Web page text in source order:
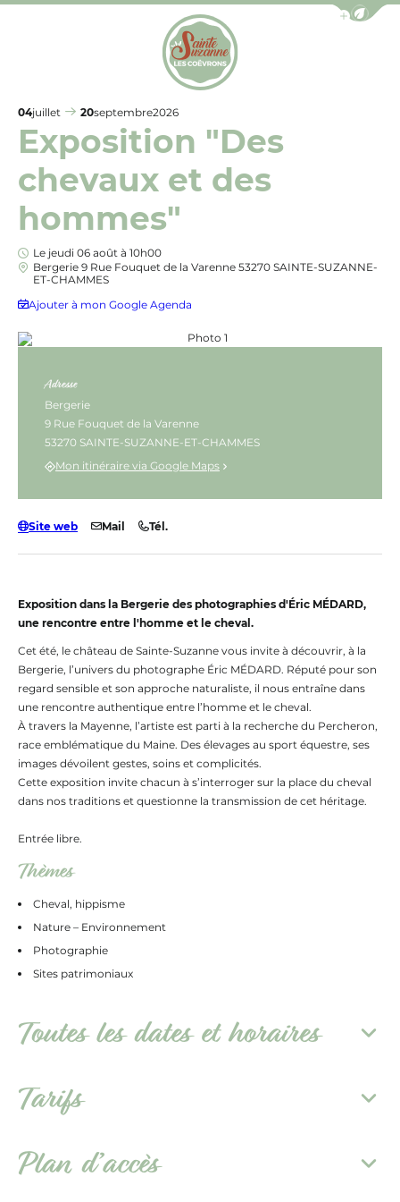
Afficher la
04juillet 20septembre2026
Exposition "Des
chevaux et des
hommes"
Le jeudi 06 août à 10h00
Bergerie 9 Rue Fouquet de la Varenne 53270 SAINTE-SUZANNE-
ET-CHAMMES
Ajouter à mon Google Agenda
Exposition dans la Bergerie des photographies d'Éric MÉDARD,
une rencontre entre l'homme et le cheval.
Cet été, le château de Sainte-Suzanne vous invite à découvrir, à la
Bergerie, l’univers du photographe Éric MÉDARD. Réputé pour son
regard sensible et son approche naturaliste, il nous entraîne dans
une rencontre authentique entre l’homme et le cheval.
À travers la Mayenne, l’artiste est parti à la recherche du Percheron,
race emblématique du Maine. Des élevages au sport équestre, ses
images dévoilent gestes, soins et complicités.
Cette exposition invite chacun à s’interroger sur la place du cheval
dans nos traditions et questionne la transmission de cet héritage.
Entrée libre.
Thèmes
Cheval, hippisme
Nature – Environnement
Photographie
Sites patrimoniaux
Toutes les dates et horaires
Tarifs
Plan d’accès
Photo 1, © Éric MÉDARD
Adresse
Bergerie
9 Rue Fouquet de la Varenne
53270 SAINTE-SUZANNE-ET-CHAMMES
Mon itinéraire via Google Maps
Site web Mail Tél.